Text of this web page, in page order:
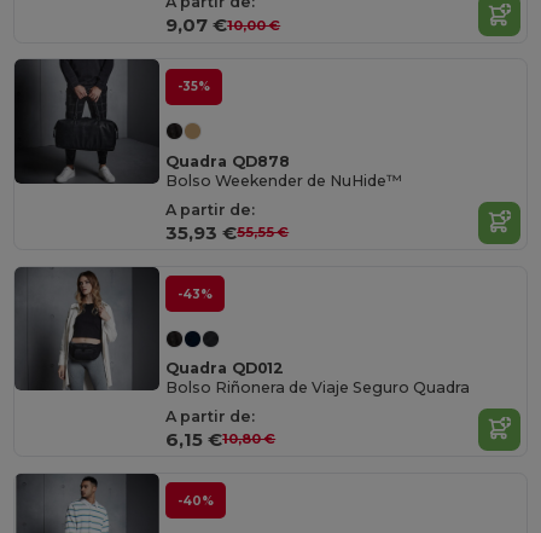
9,07 €10,00 €
-35%
Quadra QD878
Bolso Weekender de NuHide™
A partir de:
35,93 €55,55 €
-43%
Quadra QD012
Bolso Riñonera de Viaje Seguro Quadra
A partir de:
6,15 €10,80 €
-40%